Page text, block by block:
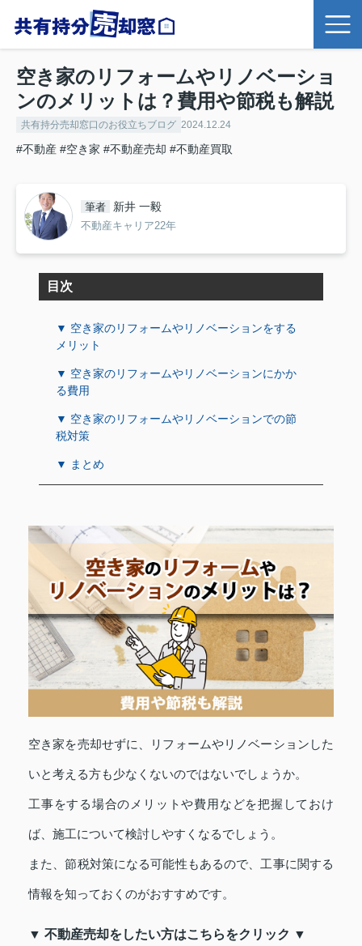
空き家のリフォームやリノベーショ
ンのメリットは？費用や節税も解説
共有持分売却窓口のお役立ちブログ 2024.12.24
#不動産 #空き家 #不動産売却 #不動産買取
筆者 新井 一毅
不動産キャリア22年
目次
▼ 空き家のリフォームやリノベーションをする
メリット
▼ 空き家のリフォームやリノベーションにかか
る費用
▼ 空き家のリフォームやリノベーションでの節
税対策
▼ まとめ
空き家を売却せずに、リフォームやリノベーションした
いと考える方も少なくないのではないでしょうか。
工事をする場合のメリットや費用などを把握しておけ
ば、施工について検討しやすくなるでしょう。
また、節税対策になる可能性もあるので、工事に関する
情報を知っておくのがおすすめです。
▼ 不動産売却をしたい方はこちらをクリック ▼